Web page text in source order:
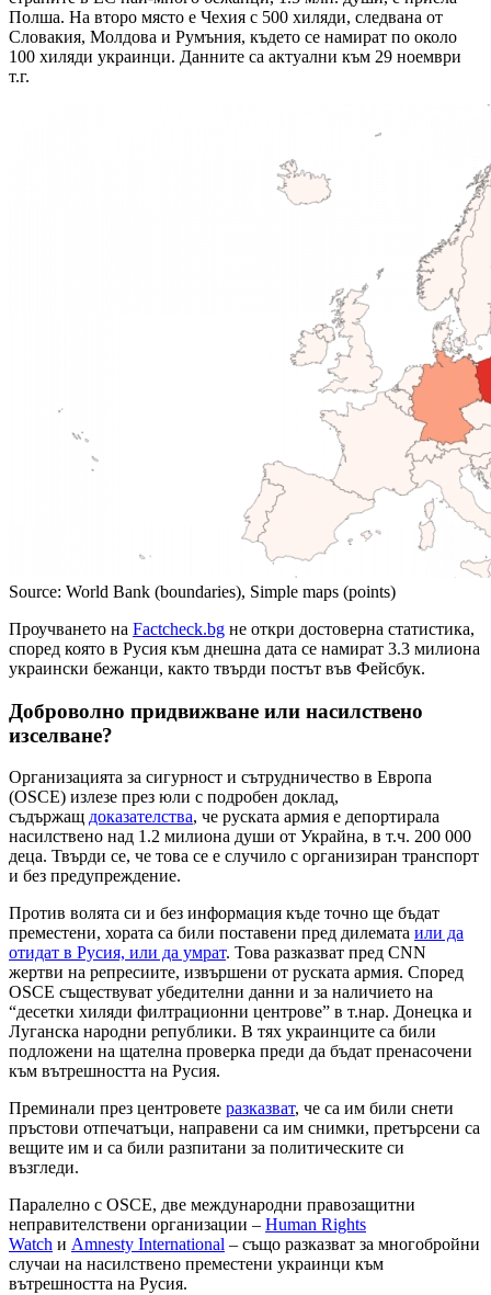
Полша. На второ място е Чехия с 500 хиляди, следвана от
Словакия, Молдова и Румъния, където се намират по около
100 хиляди украинци. Данните са актуални към 29 ноември
т.г.
Source: World Bank (boundaries), Simple maps (points)
Проучването на Factcheck.bg не откри достоверна статистика,
според която в Русия към днешна дата се намират 3.3 милиона
украински бежанци, както твърди постът във Фейсбук.
Доброволно придвижване или насилствено
изселване?
Организацията за сигурност и сътрудничество в Европа
(OSCE) излезе през юли с подробен доклад,
съдържащ доказателства, че руската армия е депортирала
насилствено над 1.2 милиона души от Украйна, в т.ч. 200 000
деца. Твърди се, че това се е случило с организиран транспорт
и без предупреждение.
Против волята си и без информация къде точно ще бъдат
преместени, хората са били поставени пред дилемата или да
отидат в Русия, или да умрат. Това разказват пред CNN
жертви на репресиите, извършени от руската армия. Според
OSCE съществуват убедителни данни и за наличието на
“десетки хиляди филтрационни центрове” в т.нар. Донецка и
Луганска народни републики. В тях украинците са били
подложени на щателна проверка преди да бъдат пренасочени
към вътрешността на Русия.
Преминали през центровете разказват, че са им били снети
пръстови отпечатъци, направени са им снимки, претърсени са
вещите им и са били разпитани за политическите си
възгледи.
Паралелно с OSCE, две международни правозащитни
неправителствени организации – Human Rights
Watch и Amnesty International – също разказват за многобройни
случаи на насилствено преместени украинци към
вътрешността на Русия.